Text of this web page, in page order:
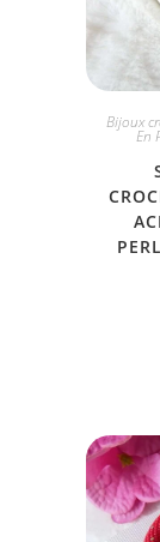
Bijoux
En